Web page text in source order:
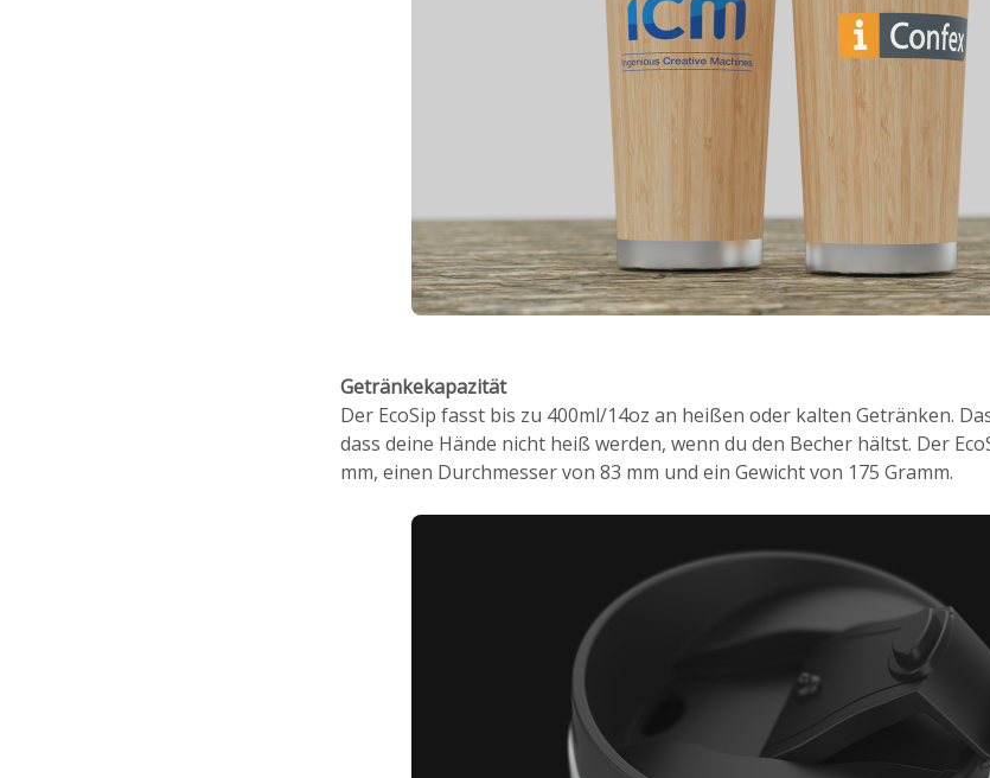
Getränkekapazität
Der EcoSip fasst bis zu 400ml/14oz an heißen oder kalten Getränken.
dass deine Hände nicht heiß werden, wenn du den Becher hältst. Der
mm, einen Durchmesser von 83 mm und ein Gewicht von 175 Gramm.